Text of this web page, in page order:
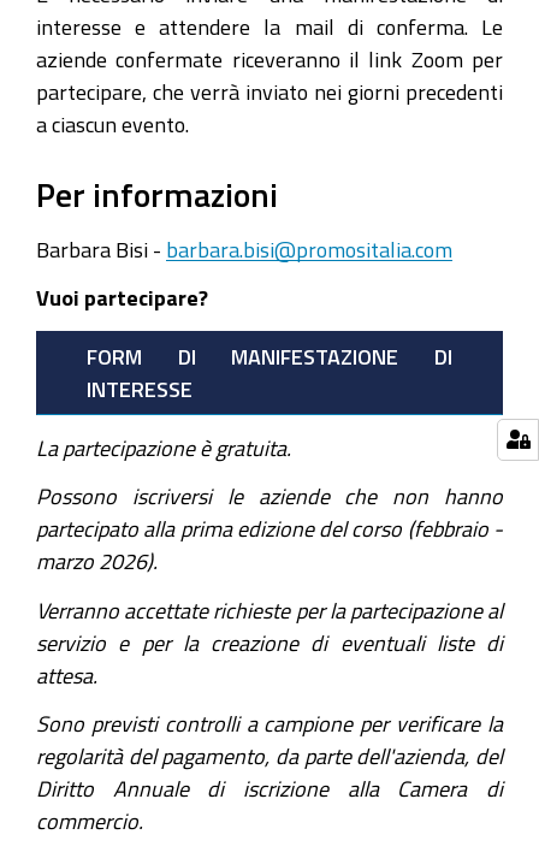
interesse e attendere la mail di conferma. Le
aziende confermate riceveranno il link Zoom per
partecipare, che verrà inviato nei giorni precedenti
a ciascun evento.
Per informazioni
Barbara Bisi - barbara.bisi@promositalia.com
Vuoi partecipare?
FORM DI MANIFESTAZIONE DI
INTERESSE
La partecipazione è gratuita.
Possono iscriversi le aziende che non hanno
partecipato alla prima edizione del corso (febbraio -
marzo 2026).
Verranno accettate richieste per la partecipazione al
servizio e per la creazione di eventuali liste di
attesa.
Sono previsti controlli a campione per verificare la
regolarità del pagamento, da parte dell'azienda, del
Diritto Annuale di iscrizione alla Camera di
commercio.